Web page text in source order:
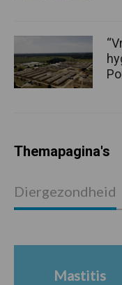
Themapagina's
Diergezondheid
Mastitis